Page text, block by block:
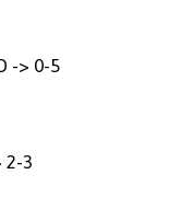
-> 0-5
2-3